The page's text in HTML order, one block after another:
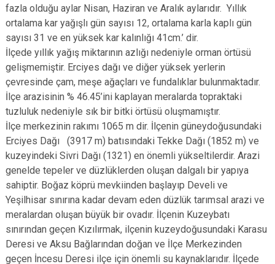
fazla olduğu aylar Nisan, Haziran ve Aralık aylarıdır. Yıllık
ortalama kar yağışlı gün sayısı 12, ortalama karla kaplı gün
sayısı 31 ve en yüksek kar kalınlığı 41cm.’ dir.
İlçede yıllık yağış miktarının azlığı nedeniyle orman örtüsü
gelişmemiştir. Erciyes dağı ve diğer yüksek yerlerin
çevresinde çam, meşe ağaçları ve fundalıklar bulunmaktadır.
İlçe arazisinin % 46.45’ini kaplayan meralarda topraktaki
tuzluluk nedeniyle sık bir bitki örtüsü oluşmamıştır.
İlçe merkezinin rakımı 1065 m dir. İlçenin güneydoğusundaki
Erciyes Dağı (3917 m) batısındaki Tekke Dağı (1852 m) ve
kuzeyindeki Sivri Dağı (1321) en önemli yükseltilerdir. Arazi
genelde tepeler ve düzlüklerden oluşan dalgalı bir yapıya
sahiptir. Boğaz köprü mevkiinden başlayıp Develi ve
Yeşilhisar sınırına kadar devam eden düzlük tarımsal arazi ve
meralardan oluşan büyük bir ovadır. İlçenin Kuzeybatı
sınırından geçen Kızılırmak, ilçenin kuzeydoğusundaki Karasu
Deresi ve Aksu Bağlarından doğan ve İlçe Merkezinden
geçen İncesu Deresi ilçe için önemli su kaynaklarıdır. İlçede